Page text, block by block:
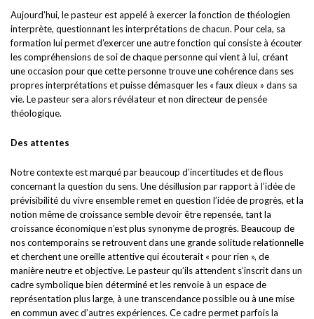
Aujourd’hui, le pasteur est appelé à exercer la fonction de théologien
interprète, questionnant les interprétations de chacun. Pour cela, sa
formation lui permet d’exercer une autre fonction qui consiste à écouter
les compréhensions de soi de chaque personne qui vient à lui, créant
une occasion pour que cette personne trouve une cohérence dans ses
propres interprétations et puisse démasquer les « faux dieux » dans sa
vie. Le pasteur sera alors révélateur et non directeur de pensée
théologique.
Des attentes
Notre contexte est marqué par beaucoup d’incertitudes et de flous
concernant la question du sens. Une désillusion par rapport à l’idée de
prévisibilité du vivre ensemble remet en question l’idée de progrès, et la
notion même de croissance semble devoir être repensée, tant la
croissance économique n’est plus synonyme de progrès. Beaucoup de
nos contemporains se retrouvent dans une grande solitude relationnelle
et cherchent une oreille attentive qui écouterait « pour rien », de
manière neutre et objective. Le pasteur qu’ils attendent s’inscrit dans un
cadre symbolique bien déterminé et les renvoie à un espace de
représentation plus large, à une transcendance possible ou à une mise
en commun avec d’autres expériences. Ce cadre permet parfois la